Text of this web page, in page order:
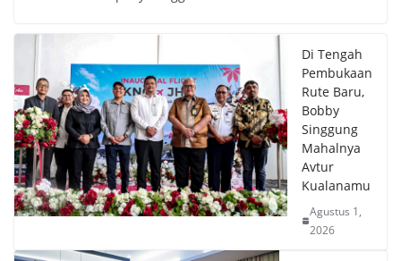
Di Tengah
Pembukaan
Rute Baru,
Bobby
Singgung
Mahalnya
Avtur
Kualanamu
Agustus 1,
2026